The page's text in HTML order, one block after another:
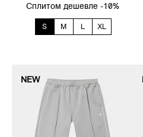
Сплитом дешевле -10%
S M L XL
NEW